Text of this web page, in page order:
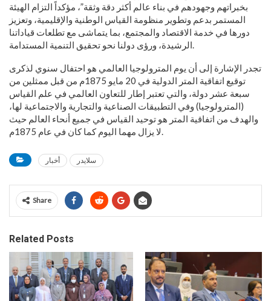
بخبراتهم وجهودهم في بناء عالم أكثر دقة وثقة”، مؤكداً التزام الهيئة
المستمر بدعم وتطوير منظومة القياس الوطنية والإقليمية، وتعزيز
دورها في خدمة الاقتصاد والمجتمع، بما يتماشى مع تطلعات قياداتنا
الرشيدة، ورؤى دولنا نحو تحقيق التنمية المستدامة.
تجدر الإشارة إلى أن يوم المترولوجيا العالمي هو احتفال سنوي لذكرى
توقيع اتفاقية المتر الدولية في 20 مايو 1875م من قبل ممثلين من
سبعة عشر دولة، والتي تعتبر إطار للتعاون العالمي في علم القياس
(المترولوجيا) وفي التطبيقات الصناعية والتجارية والاجتماعية لها،
والهدف من اتفاقية المتر هو توحيد القياس في جميع أنحاء العالم حيث
لا يزال مهما اليوم كما كان في عام 1875م.
أخبار سلايدر
Share
Related Posts